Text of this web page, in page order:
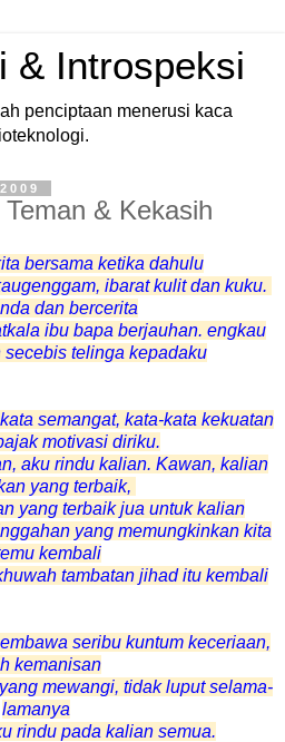
& Introspeksi
penciptaan menerusi kaca
& Kekasih
bersama ketika dahulu
ibarat kulit dan kuku.
dan bercerita
ibu bapa berjauhan. engkau
telinga kepadaku
semangat, kata-kata kekuatan
motivasi diriku.
aku rindu kalian. Kawan, kalian
yang terbaik,
yang terbaik jua untuk kalian
yang memungkinkan kita
kembali
tambatan jihad itu kembali
seribu kuntum keceriaan,
kemanisan
mewangi, tidak luput selama-
lamanya
rindu pada kalian semua.